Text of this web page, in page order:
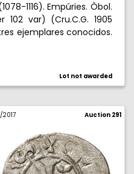
1116). Empúries. Òbol.
102 var) (Cru.C.G. 1905
ejemplares conocidos.
Lot not awarded
Auction 291